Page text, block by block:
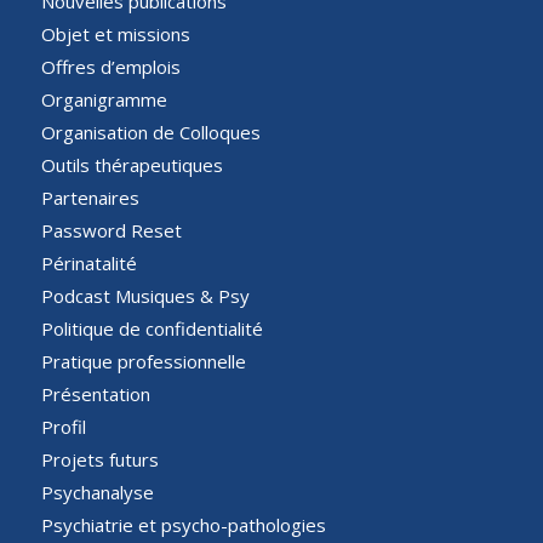
Objet et missions
Offres d’emplois
Organigramme
Organisation de Colloques
Outils thérapeutiques
Partenaires
Password Reset
Périnatalité
Podcast Musiques & Psy
Politique de confidentialité
Pratique professionnelle
Présentation
Profil
Projets futurs
Psychanalyse
Psychiatrie et psycho-pathologies